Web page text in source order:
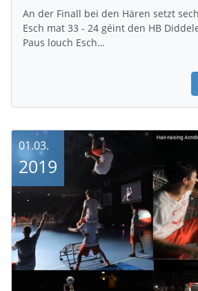
An der Finall bei den Hären setzt
Esch mat 33 - 24 géint den HB
Paus louch Esch…
01.03.
2019